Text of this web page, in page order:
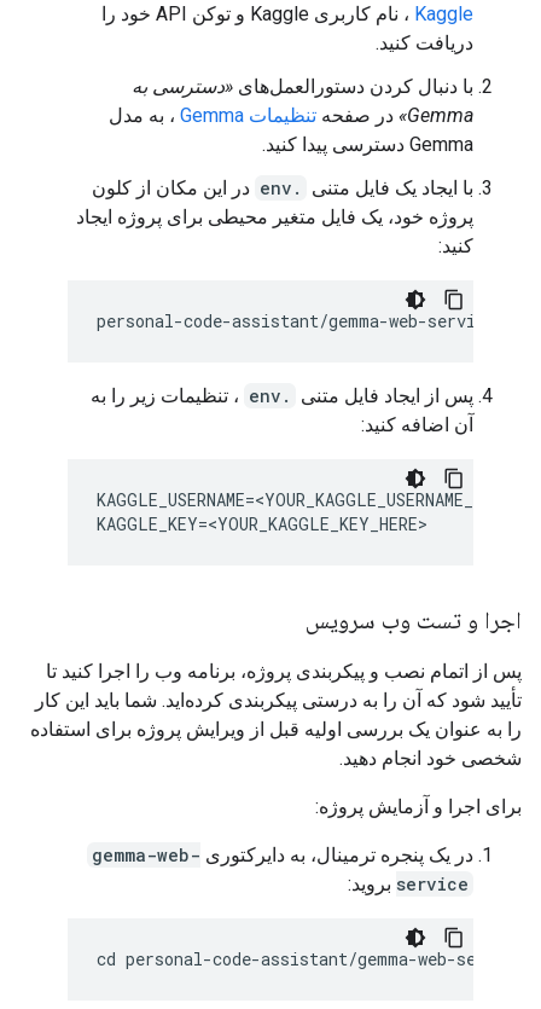
Kaggle
، نام کاربری Kaggle و توکن API خود را
دریافت کنید.
با دنبال کردن دستورالعمل‌های «دسترسی به
Gemma»
در صفحه تنظیمات Gemma
، به مدل
Gemma دسترسی پیدا کنید.
با ایجاد یک فایل متنی
.env
در این مکان از کلون
پروژه خود، یک فایل متغیر محیطی برای پروژه ایجاد
کنید:
پس از ایجاد فایل متنی .env
، تنظیمات زیر را به
آن اضافه کنید:
KAGGLE_USERNAME=<YOUR_KAGGLE_USERNAME_HERE>
اجرا و تست وب سرویس
پس از اتمام نصب و پیکربندی پروژه، برنامه وب را اجرا کنید تا
تأیید شود که آن را به درستی پیکربندی کرده‌اید. شما باید این کار
را به عنوان یک بررسی اولیه قبل از ویرایش پروژه برای استفاده
شخصی خود انجام دهید.
برای اجرا و آزمایش پروژه:
در یک پنجره ترمینال، به دایرکتوری gemma-web-
service بروید: